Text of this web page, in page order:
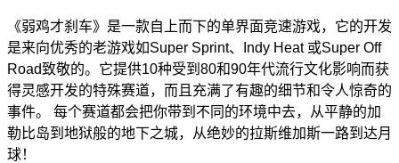
《弱鸡才刹车》是一款自上而下的单界面竞速游戏，它的开发
是来向优秀的老游戏如Super Sprint、Indy Heat 或Super Off
Road致敬的。它提供10种受到80和90年代流行文化影响而获
得灵感开发的特殊赛道，而且充满了有趣的细节和令人惊奇的
事件。 每个赛道都会把你带到不同的环境中去，从平静的加
勒比岛到地狱般的地下之城，从绝妙的拉斯维加斯一路到达月
球！